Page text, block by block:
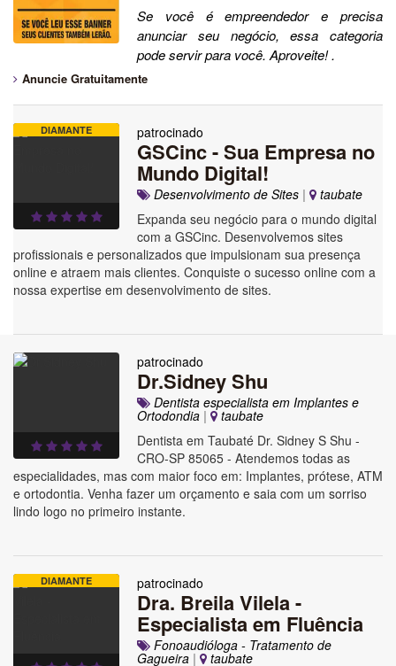
Se você é empreendedor e precisa
anunciar seu negócio, essa categoria
pode servir para você. Aproveite! .
Anuncie Gratuitamente
DIAMANTE patrocinado
GSCinc - Sua Empresa no
Mundo Digital!
Desenvolvimento de Sites |
taubate
Expanda seu negócio para o mundo digital
com a GSCinc. Desenvolvemos sites
profissionais e personalizados que impulsionam sua presença
online e atraem mais clientes. Conquiste o sucesso online com a
nossa expertise em desenvolvimento de sites.
patrocinado
Dr.Sidney Shu
Dentista especialista em Implantes e
Ortodondia |
taubate
Dentista em Taubaté Dr. Sidney S Shu -
CRO-SP 85065 - Atendemos todas as
especialidades, mas com maior foco em: Implantes, prótese, ATM
e ortodontia. Venha fazer um orçamento e saia com um sorriso
lindo logo no primeiro instante.
DIAMANTE patrocinado
Dra. Breila Vilela -
Especialista em Fluência
Fonoaudióloga - Tratamento de
Gagueira | taubate